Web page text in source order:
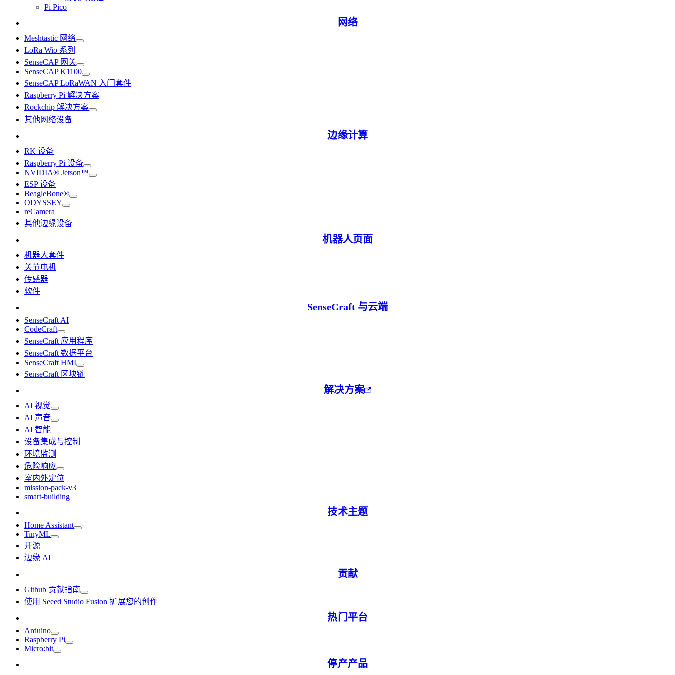
Pi Pico
网络
Meshtastic 网络
LoRa Wio 系列
SenseCAP 网关
SenseCAP K1100
SenseCAP LoRaWAN 入门套件
Raspberry Pi 解决方案
Rockchip 解决方案
其他网络设备
边缘计算
RK 设备
Raspberry Pi 设备
NVIDIA® Jetson™
ESP 设备
BeagleBone®
ODYSSEY
reCamera
其他边缘设备
机器人页面
机器人套件
关节电机
传感器
软件
SenseCraft 与云端
SenseCraft AI
CodeCraft
SenseCraft 应用程序
SenseCraft 数据平台
SenseCraft HMI
SenseCraft 区块链
解决方案
AI 视觉
AI 声音
AI 智能
设备集成与控制
环境监测
危险响应
室内外定位
mission-pack-v3
smart-building
技术主题
Home Assistant
TinyML
开源
边缘 AI
贡献
Github 贡献指南
使用 Seeed Studio Fusion 扩展您的创作
热门平台
Arduino
Raspberry Pi
Micro:bit
停产产品